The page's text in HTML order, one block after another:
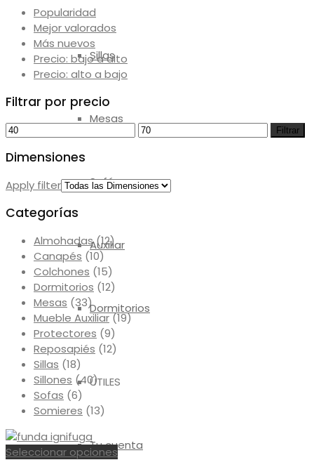
Sillas
Mesas
Sofás
Auxiliar
Dormitorios
ÚTILES
Tu cuenta
Popularidad
Mejor valorados
Más nuevos
Precio: bajo a alto
Precio: alto a bajo
Filtrar por precio
Precio
Precio
Filtrar
Dimensiones
Apply filter
Categorías
Almohadas (12)
Canapés (10)
Colchones (15)
Dormitorios (12)
Mesas (33)
Mueble Auxiliar(19)
Protectores (9)
Reposapiés (12)
Sillas (18)
Sillones (40)
Sofas (6)
Somieres (13)
Seleccionar opcionesEste